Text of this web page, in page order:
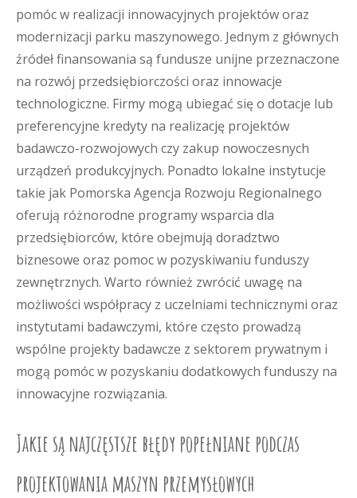
pomóc w realizacji innowacyjnych projektów oraz
modernizacji parku maszynowego. Jednym z głównych
źródeł finansowania są fundusze unijne przeznaczone
na rozwój przedsiębiorczości oraz innowacje
technologiczne. Firmy mogą ubiegać się o dotacje lub
preferencyjne kredyty na realizację projektów
badawczo-rozwojowych czy zakup nowoczesnych
urządzeń produkcyjnych. Ponadto lokalne instytucje
takie jak Pomorska Agencja Rozwoju Regionalnego
oferują różnorodne programy wsparcia dla
przedsiębiorców, które obejmują doradztwo
biznesowe oraz pomoc w pozyskiwaniu funduszy
zewnętrznych. Warto również zwrócić uwagę na
możliwości współpracy z uczelniami technicznymi oraz
instytutami badawczymi, które często prowadzą
wspólne projekty badawcze z sektorem prywatnym i
mogą pomóc w pozyskaniu dodatkowych funduszy na
innowacyjne rozwiązania.
Jakie są najczęstsze błędy popełniane podczas
projektowania maszyn przemysłowych